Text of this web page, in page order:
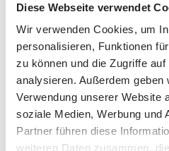
Diese Webseite verwendet
Wir verwenden Cookies, um
personalisieren, Funktionen
zu können und die Zugriffe
analysieren. Außerdem
Verwendung unserer Website
soziale Medien, Werbung und
Partner führen diese
weiteren Daten zusammen,
Fits the following models:
Board Kiddie Ride On 2 –
2023, 2024, 2025, 2026
Kiddie Ride On 2 –
Quick check: Does